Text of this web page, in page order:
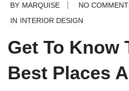
BY MARQUISE
NO
IN INTERIOR DESIGN
Get To Know
Best Places